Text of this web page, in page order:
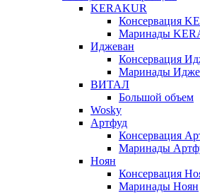
KERAKUR
Консервация
Маринады
Иджеван
Консервация
Маринады
ВИТАЛ
Большой объем
Wosky
Артфуд
Консервация
Маринады
Ноян
Консервация
Маринады Ноян